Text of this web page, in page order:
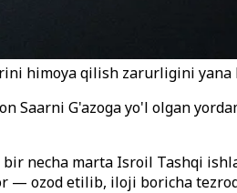
himoya qilish zarurligini yana
Saarni G'azoga yo'l olgan
necha marta Isroil Tashqi
ozod etilib, iloji boricha